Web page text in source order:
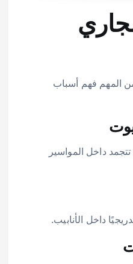
المهم فهم أسباب
داخل المواسير
داخل الأنابيب.